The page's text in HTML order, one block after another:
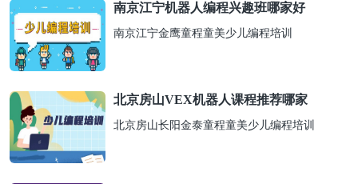
南京江宁机器人编程兴趣班哪家好
南京江宁金鹰童程童美少儿编程培训
北京房山VEX机器人课程推荐哪家
北京房山长阳金泰童程童美少儿编程培训